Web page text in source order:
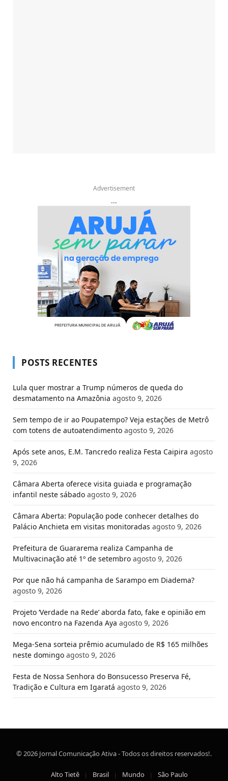
Advertisement
...
POSTS RECENTES
Lula quer mostrar a Trump números de queda do
desmatamento na Amazônia agosto 9, 2026
Sem tempo de ir ao Poupatempo? Veja estações de Metrô
com totens de autoatendimento agosto 9, 2026
Após sete anos, E.M. Tancredo realiza Festa Caipira agosto
9, 2026
Câmara Aberta oferece visita guiada e programação
infantil neste sábado agosto 9, 2026
Câmara Aberta: População pode conhecer detalhes do
Palácio Anchieta em visitas monitoradas agosto 9, 2026
Prefeitura de Guararema realiza Campanha de
Multivacinação até 1º de setembro agosto 9, 2026
Por que não há campanha de Sarampo em Diadema?
agosto 9, 2026
Projeto ‘Verdade na Rede’ aborda fato, fake e opinião em
novo encontro na Fazenda Aya agosto 9, 2026
Mega-Sena sorteia prêmio acumulado de R$ 165 milhões
neste domingo agosto 9, 2026
Festa de Nossa Senhora do Bonsucesso Preserva Fé,
Tradição e Cultura em Igaratá agosto 9, 2026
© 2026 Jornal Comunicação Ativa - Todos os direitos reservados!.
Alto Tietê Brasil Mundo São Paulo